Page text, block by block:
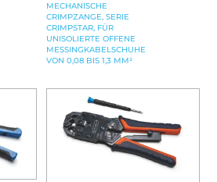
MECHANISCHE
CRIMPZANGE, SERIE
CRIMPSTAR, FÜR
UNISOLIERTE OFFENE
MESSINGKABELSCHUHE
VON 0,08 BIS 1,3 MM²